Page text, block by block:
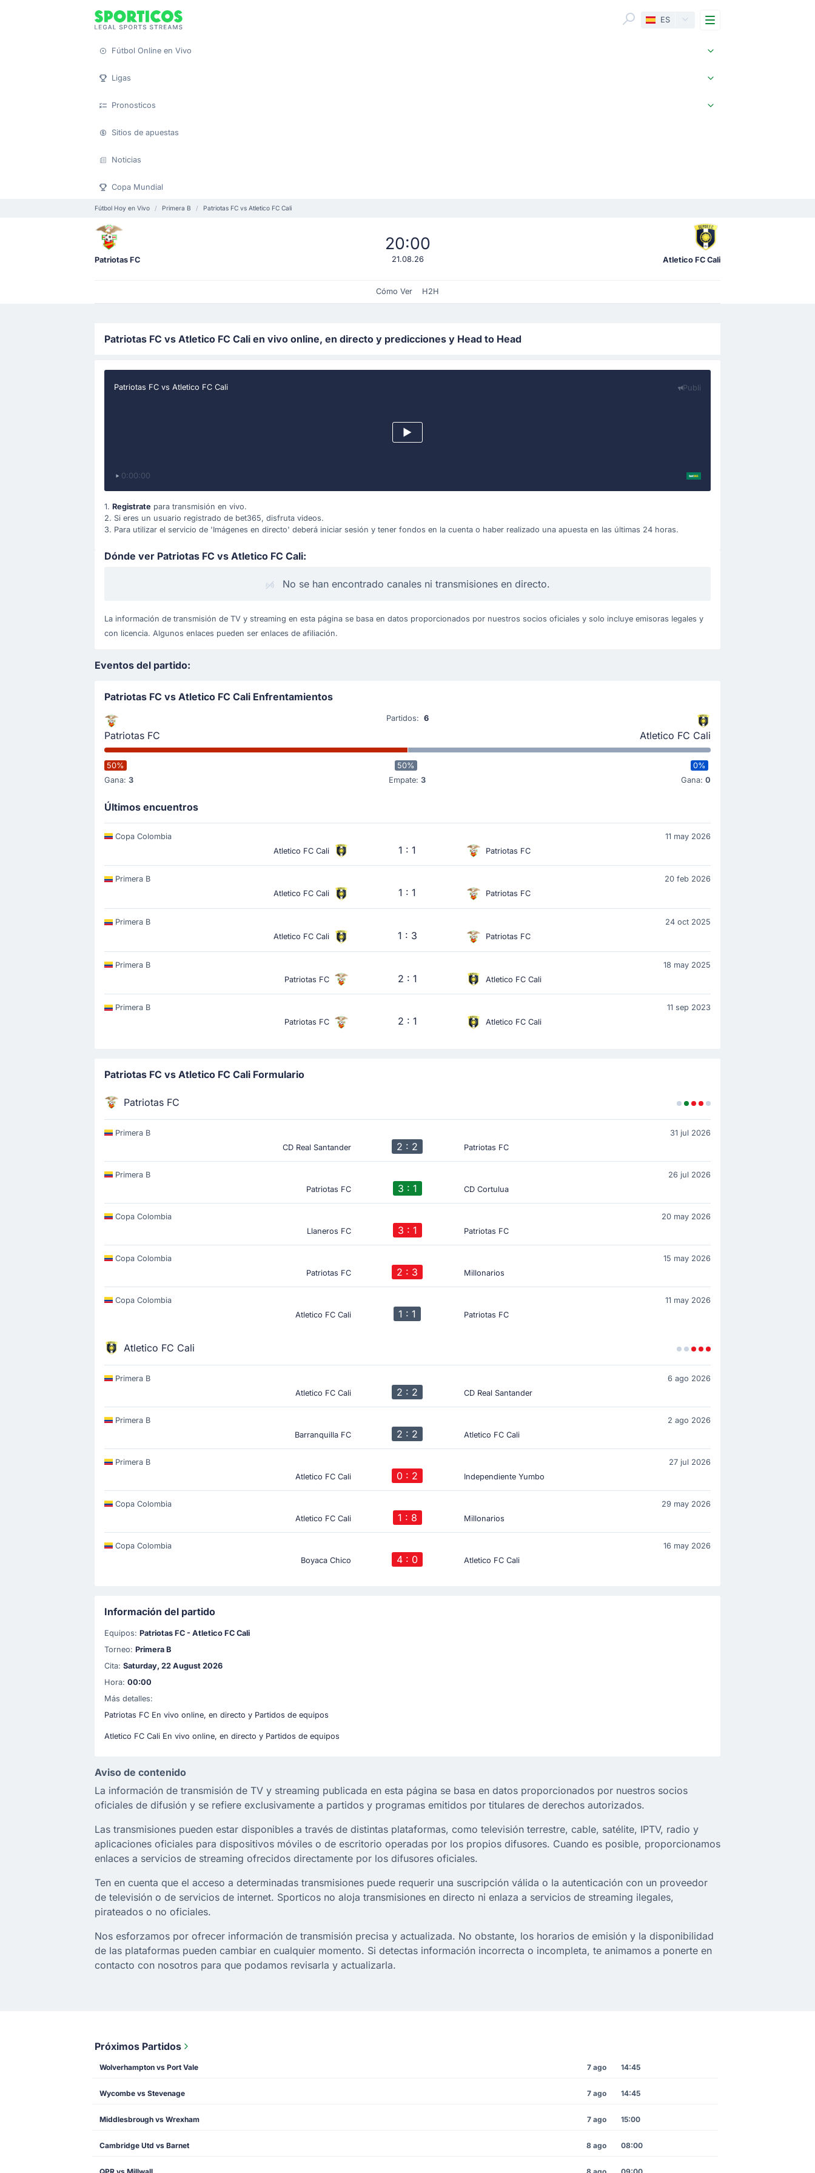
ES Menu
Fútbol Online en Vivo
Ligas
Pronosticos
Sitios de apuestas
Noticias
Copa Mundial
Fútbol Hoy en Vivo Primera B Patriotas FC vs Atletico FC Cali
Patriotas FC
20:00
21.08.26 Atletico FC Cali
Cómo Ver H2H
Patriotas FC vs Atletico FC Cali en vivo online, en directo y predicciones y Head to Head
Patriotas FC vs Atletico FC Cali Publi
0:00:00
1. Registrate para transmisión en vivo.
2. Si eres un usuario registrado de bet365, disfruta videos.
3. Para utilizar el servicio de 'Imágenes en directo' deberá iniciar sesión y tener fondos en la cuenta o haber realizado una apuesta en las últimas 24 horas.
Dónde ver Patriotas FC vs Atletico FC Cali:
No se han encontrado canales ni transmisiones en directo.
La información de transmisión de TV y streaming en esta página se basa en datos proporcionados por nuestros socios oficiales y solo incluye emisoras legales y
con licencia. Algunos enlaces pueden ser enlaces de afiliación.
Eventos del partido:
Patriotas FC vs Atletico FC Cali Enfrentamientos
Patriotas FC
Partidos: 6
Atletico FC Cali
50%
Gana: 3
50%
Empate:3
0%
Gana: 0
Últimos encuentros
Copa Colombia
11 may 2026
Atletico FC Cali
1 : 1 Patriotas FC
Primera B
20 feb 2026
Atletico FC Cali
1 : 1 Patriotas FC
Primera B
24 oct 2025
Atletico FC Cali
1 : 3 Patriotas FC
Primera B
18 may 2025
Patriotas FC
2 : 1 Atletico FC Cali
Primera B
11 sep 2023
Patriotas FC
2 : 1 Atletico FC Cali
Patriotas FC vs Atletico FC Cali Formulario
Patriotas FC
Primera B
31 jul 2026
CD Real Santander
2 : 2 Patriotas FC
Primera B
26 jul 2026
Patriotas FC
3 : 1 CD Cortulua
Copa Colombia
20 may 2026
Llaneros FC
3 : 1 Patriotas FC
Copa Colombia
15 may 2026
Patriotas FC
2 : 3 Millonarios
Copa Colombia
11 may 2026
Atletico FC Cali
1 : 1 Patriotas FC
Atletico FC Cali
Primera B
6 ago 2026
Atletico FC Cali
2 : 2 CD Real Santander
Primera B
2 ago 2026
Barranquilla FC
2 : 2 Atletico FC Cali
Primera B
27 jul 2026
Atletico FC Cali
0 : 2 Independiente Yumbo
Copa Colombia
29 may 2026
Atletico FC Cali
1 : 8 Millonarios
Copa Colombia
16 may 2026
Boyaca Chico
4 : 0 Atletico FC Cali
Información del partido
Equipos: Patriotas FC - Atletico FC Cali
Torneo: Primera B
Cita: Saturday, 22 August 2026
Hora: 00:00
Más detalles:
Patriotas FC En vivo online, en directo y Partidos de equipos
Atletico FC Cali En vivo online, en directo y Partidos de equipos
Aviso de contenido
La información de transmisión de TV y streaming publicada en esta página se basa en datos proporcionados por nuestros socios
oficiales de difusión y se refiere exclusivamente a partidos y programas emitidos por titulares de derechos autorizados.
Las transmisiones pueden estar disponibles a través de distintas plataformas, como televisión terrestre, cable, satélite, IPTV, radio y
aplicaciones oficiales para dispositivos móviles o de escritorio operadas por los propios difusores. Cuando es posible, proporcionamos
enlaces a servicios de streaming ofrecidos directamente por los difusores oficiales.
Ten en cuenta que el acceso a determinadas transmisiones puede requerir una suscripción válida o la autenticación con un proveedor
de televisión o de servicios de internet. Sporticos no aloja transmisiones en directo ni enlaza a servicios de streaming ilegales,
pirateados o no oficiales.
Nos esforzamos por ofrecer información de transmisión precisa y actualizada. No obstante, los horarios de emisión y la disponibilidad
de las plataformas pueden cambiar en cualquier momento. Si detectas información incorrecta o incompleta, te animamos a ponerte en
contacto con nosotros para que podamos revisarla y actualizarla.
Próximos Partidos
Wolverhampton vs Port Vale 7 ago 14:45
Wycombe vs Stevenage 7 ago 14:45
Middlesbrough vs Wrexham 7 ago 15:00
Cambridge Utd vs Barnet 8 ago 08:00